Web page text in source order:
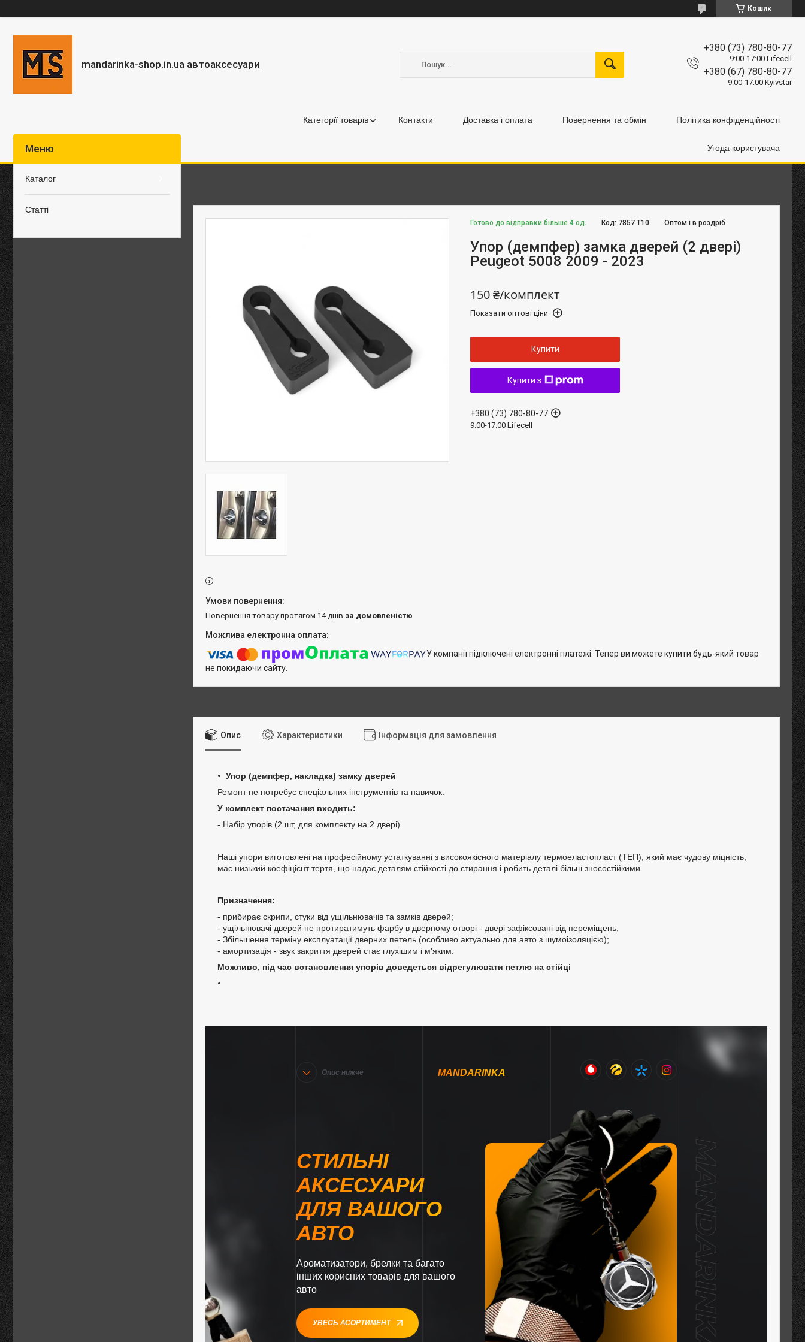
Кошик
mandarinka-shop.in.ua автоаксесуари
+380 (73) 780-80-77
9:00-17:00 Lifecell
+380 (67) 780-80-77
9:00-17:00 Kyivstar
Категорії товарів Контакти Доставка і оплата Повернення та обмін Політика конфіденційності
Угода користувача
Готово до відправки більше 4 од. Оптом і в роздріб
Код: 7857 Т10
Упор (демпфер) замка дверей (2 двері)
Peugeot 5008 2009 - 2023
150 ₴/комплект
Показати оптові ціни
Купити
Купити з
+380 (73) 780-80-77
9:00-17:00 Lifecell
повернення товару протягом 14 днів за домовленістю
У компанії підключені електронні платежі. Тепер ви можете купити будь-який товар
не покидаючи сайту.
Опис Характеристики Інформація для замовлення
Упор (демпфер, накладка) замку дверей
Ремонт не потребує спеціальних інструментів та навичок.
У комплект постачання входить:
- Набір упорів (2 шт, для комплекту на 2 двері)
Наші упори виготовлені на професійному устаткуванні з високоякісного матеріалу термоеластопласт (ТЕП), який має чудову міцність,
має низький коефіцієнт тертя, що надає деталям стійкості до стирання і робить деталі більш зносостійкими.
Призначення:
- прибирає скрипи, стуки від ущільнювачів та замків дверей;
- ущільнювачі дверей не протиратимуть фарбу в дверному отворі - двері зафіксовані від переміщень;
- Збільшення терміну експлуатації дверних петель (особливо актуально для авто з шумоізоляцією);
- амортизація - звук закриття дверей стає глухішим і м'яким.
Можливо, під час встановлення упорів доведеться відрегулювати петлю на стійці
Опис нижче MANDARINKA
СТИЛЬНІ
АКСЕСУАРИ
ДЛЯ ВАШОГО
АВТО
Ароматизатори, брелки та багато
інших корисних товарів для вашого
авто
УВЕСЬ АСОРТИМЕНТ
Каталог
Статті